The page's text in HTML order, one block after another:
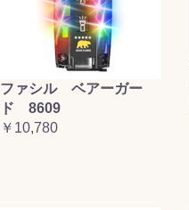
ファシル ベアーガー
ド 8609
￥10,780